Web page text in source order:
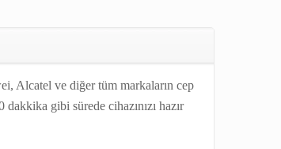
Alcatel ve diğer tüm markaların cep
gibi sürede cihazınızı hazır